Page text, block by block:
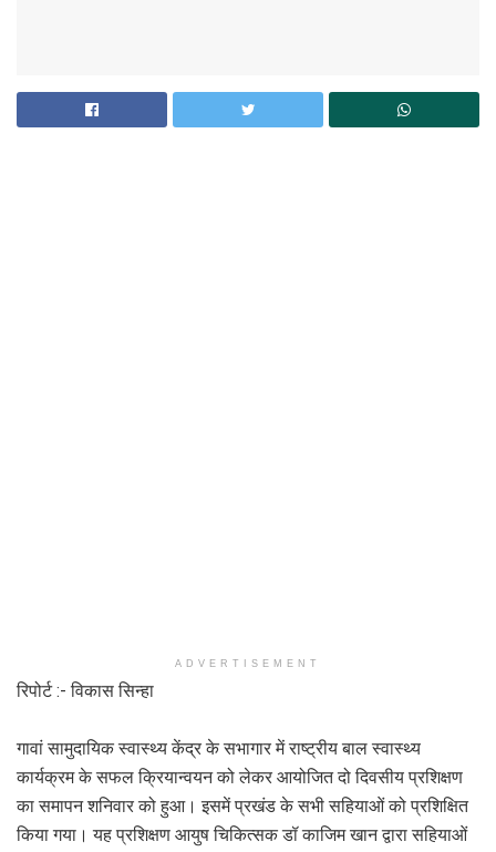
ADVERTISEMENT
रिपोर्ट :- विकास सिन्हा
गावां सामुदायिक स्वास्थ्य केंद्र के सभागार में राष्ट्रीय बाल स्वास्थ्य
कार्यक्रम के सफल क्रियान्वयन को लेकर आयोजित दो दिवसीय प्रशिक्षण
का समापन शनिवार को हुआ। इसमें प्रखंड के सभी सहियाओं को प्रशिक्षित
किया गया। यह प्रशिक्षण आयुष चिकित्सक डॉ काजिम खान द्वारा सहियाओं